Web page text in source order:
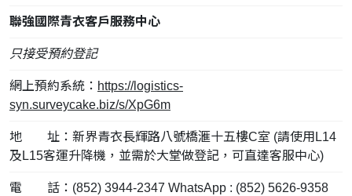
聯強國際青衣客戶服務中心
只接受預約登記
網上預約系統： https://logistics-
syn.surveycake.biz/s/XpG6m
地 址：新界青衣長輝路八號橋滙十五樓C室 (請使用L14
及L15客運升降機，並需於大堂做登記，可直達客服中心)
電 話：(852) 3944-2347 WhatsApp : (852) 5626-9358